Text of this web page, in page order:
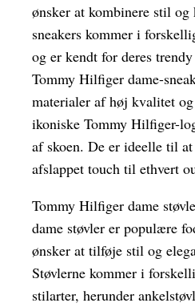
ønsker at kombinere stil
sneakers kommer i
og er kendt for deres
Tommy Hilfiger dame-
materialer af høj kvalitet
ikoniske Tommy Hilfiger-
af skoen. De er ideelle til
afslappet touch til ethvert
Tommy Hilfiger dame
dame støvler er populære
ønsker at tilføje stil og
Støvlerne kommer i
stilarter, herunder